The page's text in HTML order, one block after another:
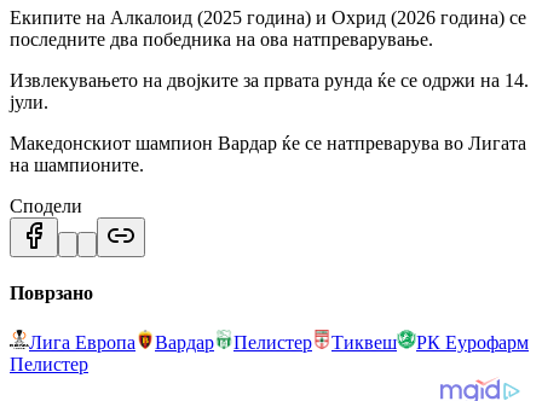
Екипите на Алкалоид (2025 година) и Охрид (2026 година) се
последните два победника на ова натпреварување.
Извлекувањето на двојките за првата рунда ќе се одржи на 14.
јули.
Македонскиот шампион Вардар ќе се натпреварува во Лигата
на шампионите.
Сподели
Поврзано
Лига Европа Вардар Пелистер Тиквеш
РК Еурофарм
Пелистер